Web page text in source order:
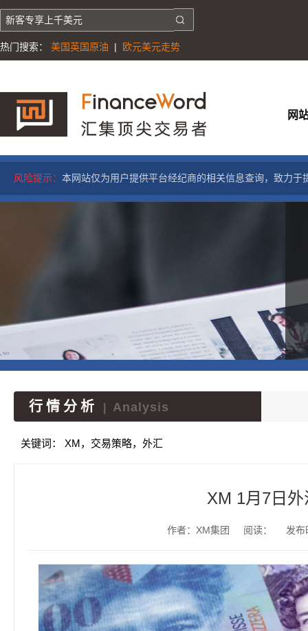
热门搜索： 美国英国原油 | 欧元美元走势
网
风险提示： 本网站仅为用户提供平台经纪商的相关信息查询，致力
行情分析 Analysis
关键词： XM，交易策略，外汇
XM 1月7日
作者：XM集团 阅读： 发